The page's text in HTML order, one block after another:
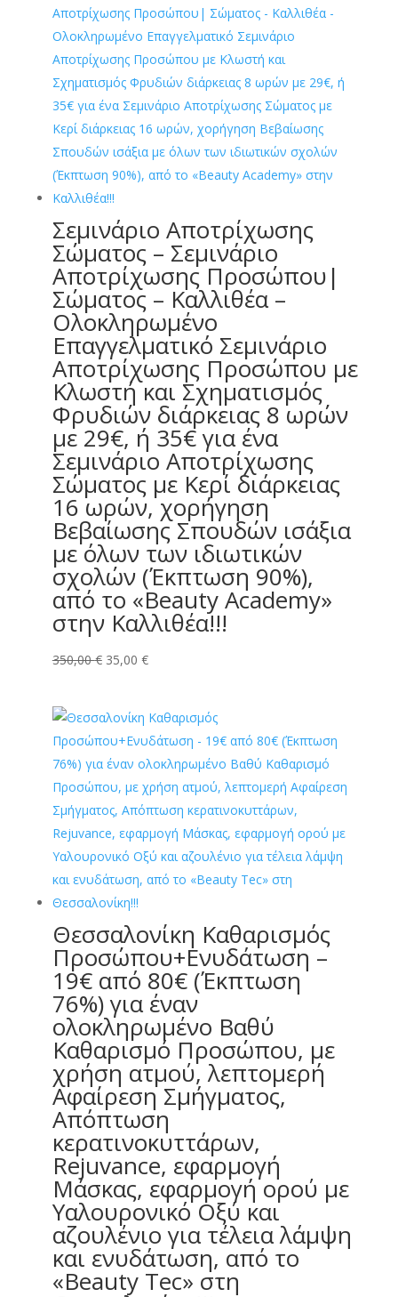
40,00 €.
Σεμινάριο Αποτρίχωσης
Σώματος – Σεμινάριο
Αποτρίχωσης Προσώπου|
Σώματος – Καλλιθέα –
Ολοκληρωμένο
Επαγγελματικό Σεμινάριο
Αποτρίχωσης Προσώπου με
Κλωστή και Σχηματισμός
Φρυδιών διάρκειας 8 ωρών
με 29€, ή 35€ για ένα
Σεμινάριο Αποτρίχωσης
Σώματος με Κερί διάρκειας
16 ωρών, χορήγηση
Βεβαίωσης Σπουδών ισάξια
με όλων των ιδιωτικών
σχολών (Έκπτωση 90%),
από το «Beauty Academy»
στην Καλλιθέα!!!
350,00€ Original
350,00 €.
35,00 €Η
είναι:
35,00 €.
Θεσσαλονίκη Καθαρισμός
Προσώπου+Eνυδάτωση –
19€ από 80€ (Έκπτωση
76%) για έναν
ολοκληρωμένο Βαθύ
Καθαρισμό Προσώπου, με
χρήση ατμού, λεπτομερή
Αφαίρεση Σμήγματος,
Απόπτωση
κερατινοκυττάρων,
Rejuvance, εφαρμογή
Μάσκας, εφαρμογή ορού με
Υαλουρονικό Οξύ και
αζουλένιο για τέλεια λάμψη
και ενυδάτωση, από το
«Beauty Tec» στη